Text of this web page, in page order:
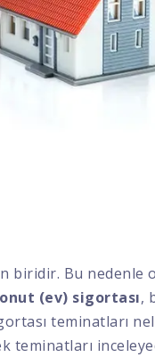
biridir. Bu
(ev) sigortası,
teminatları
teminatları